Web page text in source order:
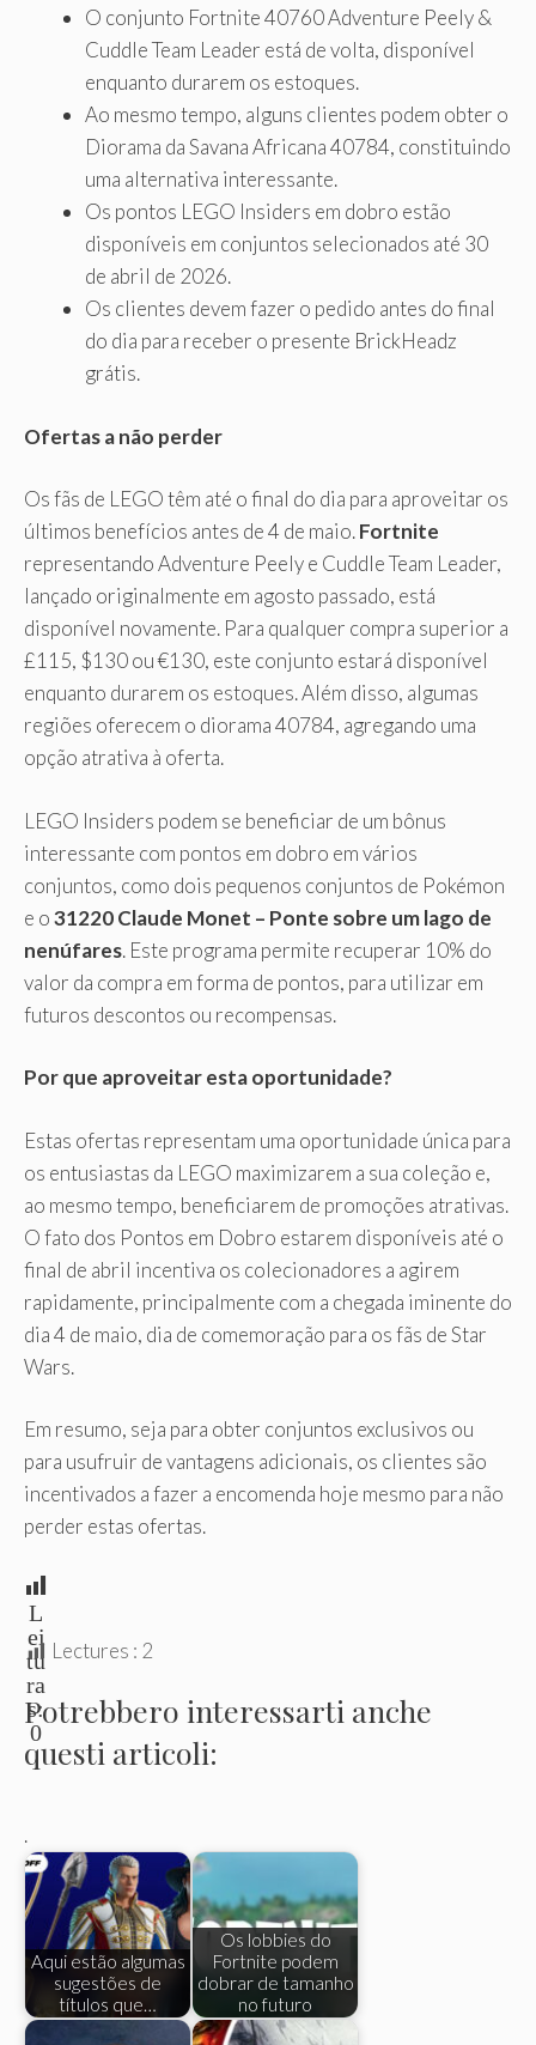
O conjunto Fortnite 40760 Adventure Peely &
Cuddle Team Leader está de volta, disponível
enquanto durarem os estoques.
Ao mesmo tempo, alguns clientes podem obter o
Diorama da Savana Africana 40784, constituindo
uma alternativa interessante.
Os pontos LEGO Insiders em dobro estão
disponíveis em conjuntos selecionados até 30
de abril de 2026.
Os clientes devem fazer o pedido antes do final
do dia para receber o presente BrickHeadz
grátis.
Ofertas a não perder
Os fãs de LEGO têm até o final do dia para aproveitar os
últimos benefícios antes de 4 de maio.Fortnite
representando Adventure Peely e Cuddle Team Leader,
lançado originalmente em agosto passado, está
disponível novamente. Para qualquer compra superior a
£115, $130 ou €130, este conjunto estará disponível
enquanto durarem os estoques. Além disso, algumas
regiões oferecem o diorama 40784, agregando uma
opção atrativa à oferta.
LEGO Insiders podem se beneficiar de um bônus
interessante com pontos em dobro em vários
conjuntos, como dois pequenos conjuntos de Pokémon
e o31220 Claude Monet – Ponte sobre um lago de
nenúfares. Este programa permite recuperar 10% do
valor da compra em forma de pontos, para utilizar em
futuros descontos ou recompensas.
Por que aproveitar esta oportunidade?
Estas ofertas representam uma oportunidade única para
os entusiastas da LEGO maximizarem a sua coleção e,
ao mesmo tempo, beneficiarem de promoções atrativas.
O fato dos Pontos em Dobro estarem disponíveis até o
final de abril incentiva os colecionadores a agirem
rapidamente, principalmente com a chegada iminente do
dia 4 de maio, dia de comemoração para os fãs de Star
Wars.
Em resumo, seja para obter conjuntos exclusivos ou
para usufruir de vantagens adicionais, os clientes são
incentivados a fazer a encomenda hoje mesmo para não
perder estas ofertas.
L
ei
tu
ra
s:
0
Lectures : 2
Potrebbero interessarti anche
questi articoli:
.
Aqui estão algumas
sugestões de
títulos que…
Os lobbies do
Fortnite podem
dobrar de tamanho
no futuro